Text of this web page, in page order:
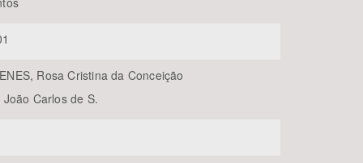
Rosa Cristina da Conceição
João Carlos de S.